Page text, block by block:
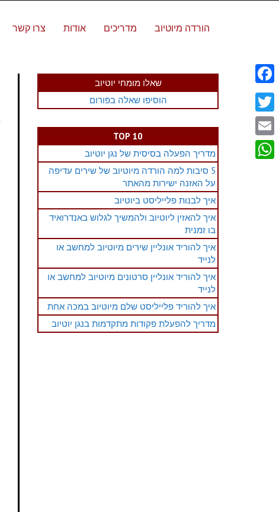
הורדה מיוטיוב מדריכים אודות צרו קשר
שאלו מומחי יוטיוב
הוסיפו שאלה בפורום
TOP 10
מדריך הפעלה בסיסית של נגן יוטיוב
5 סיבות למה הורדה מיוטיוב של שירים עדיפה
על האזנה ישירות מהאתר
איך לבנות פלייליסט ביוטיוב
איך להאזין ליוטיוב ולהמשיך לגלוש באנדרואיד
בו זמנית
איך להוריד אונליין שירים מיוטיוב למחשב או
לנייד
איך להוריד אונליין סרטונים מיוטיוב למחשב או
לנייד
איך להוריד פלייליסט שלם מיוטיוב במכה אחת
מדריך להפעלת פקודות מתקדמות בנגן יוטיוב
Facebook
Twitter
Email